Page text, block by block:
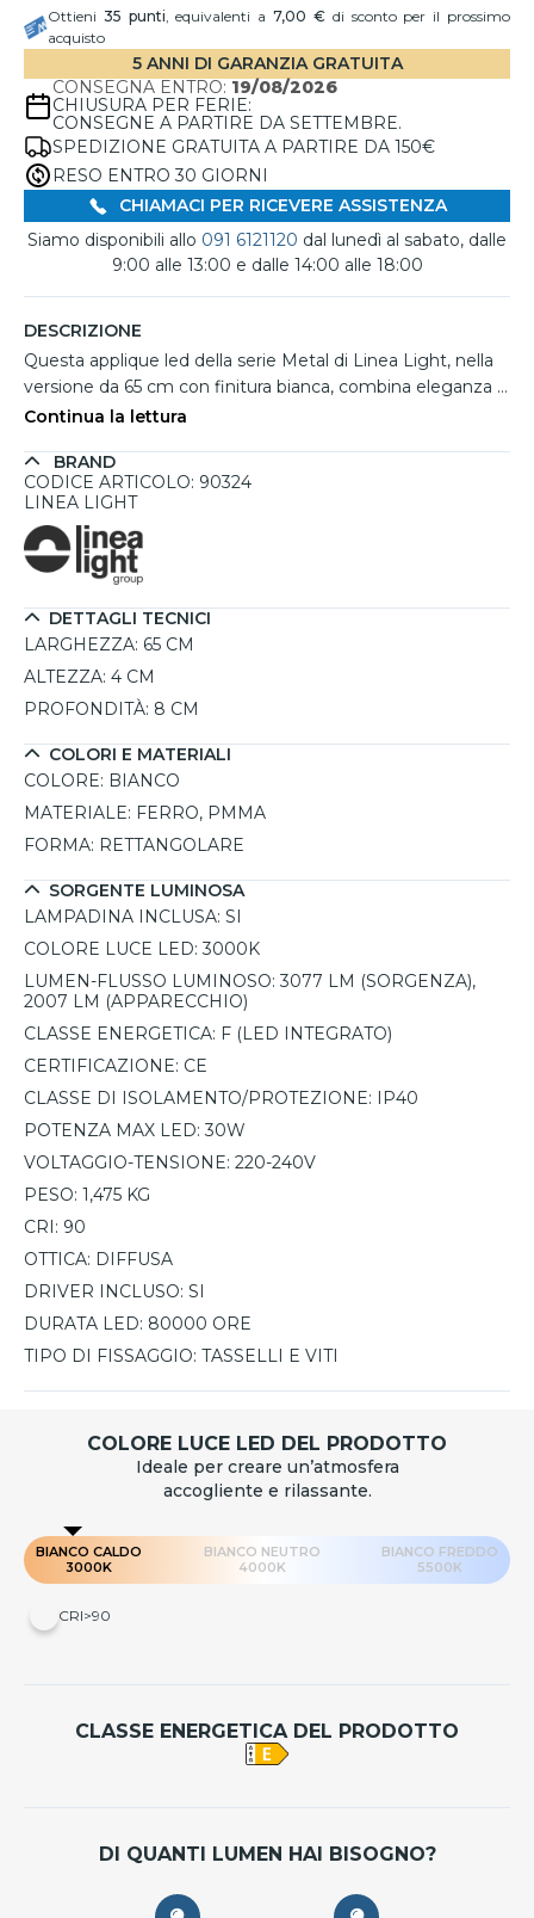
Ottieni 35 punti, equivalenti a7,00 €di sconto per il prossimo
acquisto
5 ANNI DI GARANZIA GRATUITA
CONSEGNA ENTRO: 19/08/2026
CHIUSURA PER FERIE:
CONSEGNE A PARTIRE DA SETTEMBRE.
SPEDIZIONE GRATUITA A PARTIRE DA 150€
RESO ENTRO 30 GIORNI
CHIAMACI PER RICEVERE ASSISTENZA
Siamo disponibili allo 091 6121120 dal lunedì al sabato, dalle
9:00 alle 13:00 e dalle 14:00 alle 18:00
DESCRIZIONE
Questa applique led della serie Metal di Linea Light, nella
versione da 65 cm con finitura bianca, combina eleganza e
funzionalità in un design minimalista. La struttura in ferro
garantiscono una doppia emissione luminosa, proiettando
la luce sia verso l’alto che verso il basso, creando
tecnologia led integrata da 30w, con tonalità di luce calda
3000k, offre un flusso luminoso della sorgente di 3077 lm
energetica e un’ottima resa luminosa. Perfetta per
ambienti interni come soggiorni, corridoi, uffici e spazi
commerciali, questa applique è facile da installare e ha una
durata stimata di 80000 ore.
Continua la lettura
BRAND
CODICE ARTICOLO: 90324
LINEA LIGHT
DETTAGLI TECNICI
LARGHEZZA: 65 CM
ALTEZZA: 4 CM
PROFONDITÀ: 8 CM
COLORI E MATERIALI
COLORE: BIANCO
MATERIALE: FERRO, PMMA
FORMA: RETTANGOLARE
SORGENTE LUMINOSA
LAMPADINA INCLUSA: SI
COLORE LUCE LED: 3000K
LUMEN-FLUSSO LUMINOSO: 3077 LM (SORGENZA),
2007 LM (APPARECCHIO)
CLASSE ENERGETICA: F (LED INTEGRATO)
CERTIFICAZIONE: CE
CLASSE DI ISOLAMENTO/PROTEZIONE: IP40
POTENZA MAX LED: 30W
VOLTAGGIO-TENSIONE: 220-240V
PESO: 1,475 KG
CRI: 90
OTTICA: DIFFUSA
DRIVER INCLUSO: SI
DURATA LED: 80000 ORE
TIPO DI FISSAGGIO: TASSELLI E VITI
COLORE LUCE LED DEL PRODOTTO
Ideale per creare un’atmosfera
accogliente e rilassante.
BIANCO CALDO
3000K
BIANCO NEUTRO
4000K
BIANCO FREDDO
5500K
CRI>90
CLASSE ENERGETICA DEL PRODOTTO
DI QUANTI LUMEN HAI BISOGNO?